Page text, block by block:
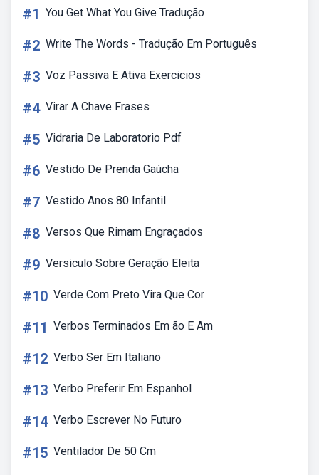
#1 You Get What You Give Tradução
#2 Write The Words - Tradução Em Português
#3 Voz Passiva E Ativa Exercicios
#4 Virar A Chave Frases
#5 Vidraria De Laboratorio Pdf
#6 Vestido De Prenda Gaúcha
#7 Vestido Anos 80 Infantil
#8 Versos Que Rimam Engraçados
#9 Versiculo Sobre Geração Eleita
#10 Verde Com Preto Vira Que Cor
#11 Verbos Terminados Em ão E Am
#12 Verbo Ser Em Italiano
#13 Verbo Preferir Em Espanhol
#14 Verbo Escrever No Futuro
#15 Ventilador De 50 Cm